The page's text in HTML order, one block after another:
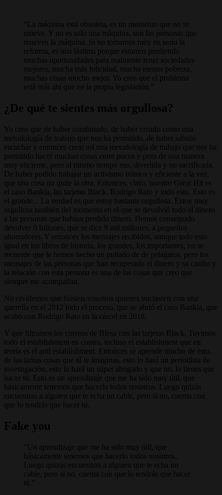
La máquina está obsoleta, es un monstruo que no se
mueve. Y no es solo una máquina, son las personas que
mueven la máquina. Si no tomamos muy en serio la
reforma, es una lástima porque estamos perdiendo
muchas oportunidades para realmente tener sociedades
mejores, mucha más felicidad, mucha menos pobreza,
muchas cosas mucho mejor. Yo creo que el problema
está más ahí que en la propia legislación.
¿De qué te sientes más orgullosa?
Yo creo que de haber combinado, de haber creado como una
metodología de trabajo que nos ha permitido, de haber sabido
escuchar y entonces crear así una metodología de trabajo que nos ha
permitido hacer muchas cosas entre pocos y pero de una manera
muy eficiente, pero al mismo tiempo eso, divertida y no sacrificada.
De haber podido trabajar un activismo irónico y eficiente a la vez,
que una cosa no quite la otra. Entonces, claro, nuestro Great Hit es
el caso Bankia, las tarjetas Black, Rodrigo Rato y todo esto. Esto es
el grande... La verdad es que estoy bastante orgullosa. Estoy muy
orgullosa también del momento en el que se devolvió todo el dinero
a las personas que habían perdido dinero. Hemos conseguido
devolver 9 billones, que se dice 9 mil millones, a pequeños
ahorradores. Y entonces los mensajes recibidos, aunque todo esto
igual en los libros de historia, los grandes, los importantes, no se
recuerde que le hemos hecho un puñado de de pelagatos, pero los
mensajes de las personas que han recuperado el dinero y su cariño y
la relación con esta persona es una de las cosas que creo que
siempre me acompañan.
No olvidemos que fuisteis vosotros quienes iniciasteis con una
querella en el 2012 todo el proceso, que se abrió el caso Bankia, que
acabó con Rodrigo Rato en la cárcel en 2018.
Y que filtramos los correos de Blesa con las tarjetas Black. Tuvimos
todo el establishment en contra, incluso el establishment que en
teoría es el anti establishment. Entonces se aprende mucho de esto,
de las tantas cosas que tú te imaginas, esto lo hará un periodista de
investigación, esto lo hará un súper abogado y que no, lo tienes que
hacer tú. Esto es un aprendizaje que me ha sido muy útil, que
básicamente tenemos que hacerlo todos nosotros. Luego quizás
encuentras a alguien que te echa un cable, pero si no, cuenta con
que lo tendrás que hacer tú.
Fake you
Un aprendizaje que me ha sido muy útil, que
básicamente tenemos que hacerlo todos nosotros.
Luego quizás encuentras a alguien que te echa un
cable, pero si no, cuenta con que lo tendrás que hacer
tú.